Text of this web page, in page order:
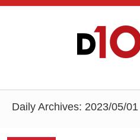
Daily Archives: 2023/05/01